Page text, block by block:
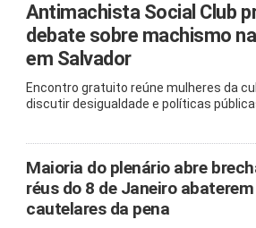
Antimachista Social Club
debate sobre machismo
em Salvador
Encontro gratuito reúne mulheres da
discutir desigualdade e políticas
Maioria do plenário abre
réus do 8 de Janeiro abaterem
cautelares da pena